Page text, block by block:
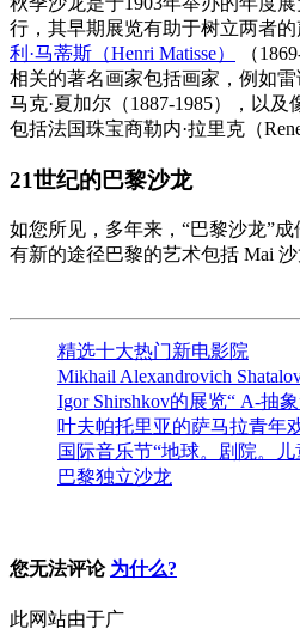
行，其早期展览有助于树立两者的
利·马蒂斯（Henri Matisse）
（
相关的著名画家包括画家，例如雷
马克·夏加尔（1887-1985），以
包括法国珠宝商勒内·拉里克（
21世纪的巴黎沙龙
如您所见，多年来，“巴黎沙龙”
有新的途径巴黎的艺术包括 Mai 沙
精选十大热门新电影院
Mikhail Alexandrovich
Igor Shirshkov的展览“ A-抽
叶夫帕托里亚的萨马拉青年
国际音乐节“地球。剧院。儿
巴黎独立沙龙
您无法评论 为什么?
此网站由于广